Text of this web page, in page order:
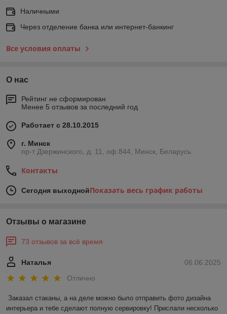
Наличными
Через отделение банка или интернет-банкинг
Все условия оплаты
О нас
Рейтинг не сформирован
Менее 5 отзывов за последний год
Работает с 28.10.2015
г. Минск
пр-т Дзержинского, д. 11, оф.844, Минск, Беларусь
Контакты
Сегодня выходнойПоказать весь график работы
Отзывы о магазине
73 отзывов за всё время
06.06.2025
Наталья
Отлично
Заказал стаканы, а на деле можно было отправить фото дизайна
интерьера и тебе сделают полную сервировку! Прислали несколько